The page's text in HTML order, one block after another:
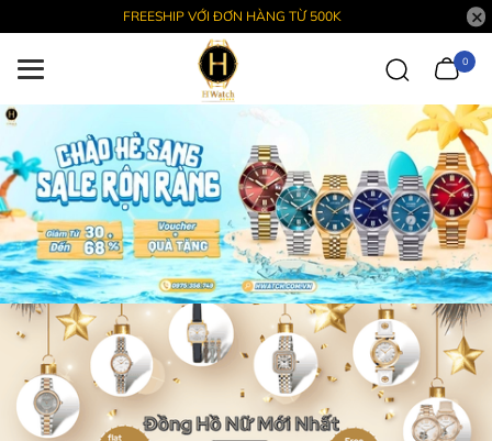
FREESHIP VỚI ĐƠN HÀNG TỪ 500K
0